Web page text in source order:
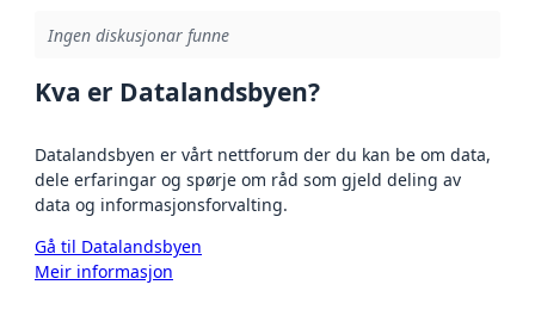
Ingen diskusjonar funne
Kva er Datalandsbyen?
Datalandsbyen er vårt nettforum der du kan be om data,
dele erfaringar og spørje om råd som gjeld deling av
data og informasjonsforvalting.
Gå til Datalandsbyen
Meir informasjon